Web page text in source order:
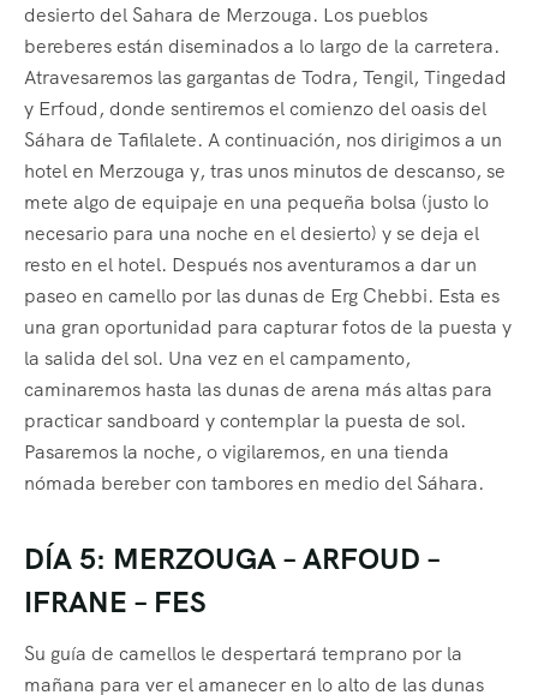
desierto del Sahara de Merzouga. Los pueblos
bereberes están diseminados a lo largo de la carretera.
Atravesaremos las gargantas de Todra, Tengil, Tingedad
y Erfoud, donde sentiremos el comienzo del oasis del
Sáhara de Tafilalete. A continuación, nos dirigimos a un
hotel en Merzouga y, tras unos minutos de descanso, se
mete algo de equipaje en una pequeña bolsa (justo lo
necesario para una noche en el desierto) y se deja el
resto en el hotel. Después nos aventuramos a dar un
paseo en camello por las dunas de Erg Chebbi. Esta es
una gran oportunidad para capturar fotos de la puesta y
la salida del sol. Una vez en el campamento,
caminaremos hasta las dunas de arena más altas para
practicar sandboard y contemplar la puesta de sol.
Pasaremos la noche, o vigilaremos, en una tienda
nómada bereber con tambores en medio del Sáhara.
DÍA 5: MERZOUGA – ARFOUD –
IFRANE – FES
Su guía de camellos le despertará temprano por la
mañana para ver el amanecer en lo alto de las dunas